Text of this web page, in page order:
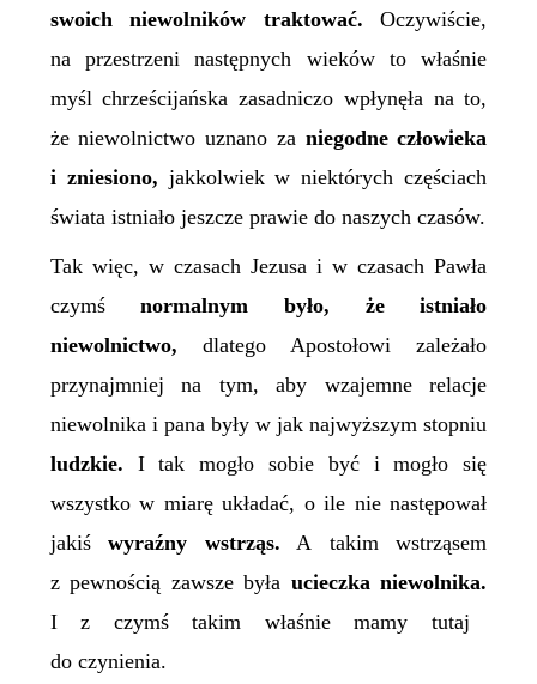
swoich niewolników traktować. Oczywiście,
na przestrzeni następnych wieków to właśnie
myśl chrześcijańska zasadniczo wpłynęła na to,
że niewolnictwo uznano za niegodne człowieka
i zniesiono, jakkolwiek w niektórych częściach
świata istniało jeszcze prawie do naszych czasów.
Tak więc, w czasach Jezusa i w czasach Pawła
czymśnormalnym było, że istniało
niewolnictwo, dlatego Apostołowi zależało
przynajmniej na tym, aby wzajemne relacje
niewolnika i pana były w jak najwyższym stopniu
ludzkie. I tak mogło sobie być i mogło się
wszystko w miarę układać, o ile nie następował
jakiśwyraźny wstrząs. A takim wstrząsem
z pewnością zawsze była ucieczka niewolnika.
I z czymś takim właśnie mamy tutaj
do czynienia.